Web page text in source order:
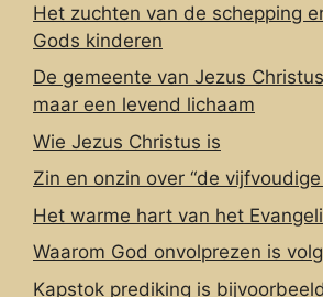
Het zuchten van de schepping
Gods kinderen
De gemeente van Jezus
maar een levend lichaam
Wie Jezus Christus is
Zin en onzin over “de
Het warme hart van het
Waarom God onvolprezen is
Kapstok prediking is